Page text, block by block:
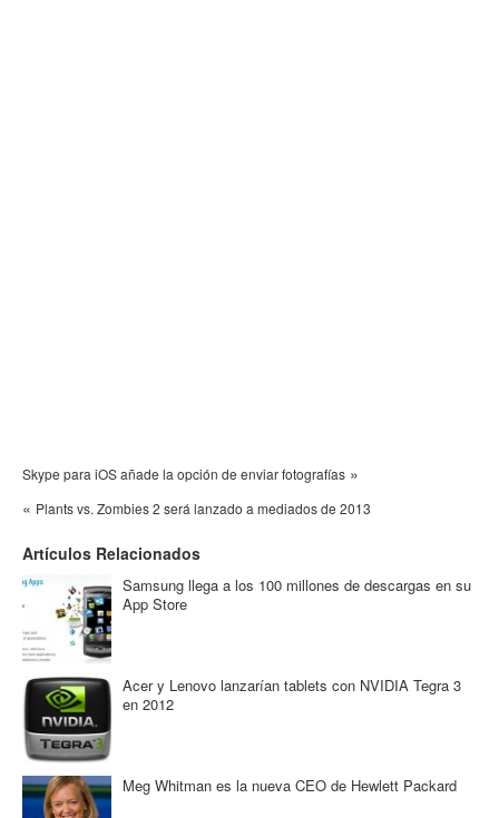
Skype para iOS añade la opción de enviar fotografías »
« Plants vs. Zombies 2 será lanzado a mediados de 2013
Artículos Relacionados
Samsung llega a los 100 millones de descargas en su
App Store
Acer y Lenovo lanzarían tablets con NVIDIA Tegra 3
en 2012
Meg Whitman es la nueva CEO de Hewlett Packard